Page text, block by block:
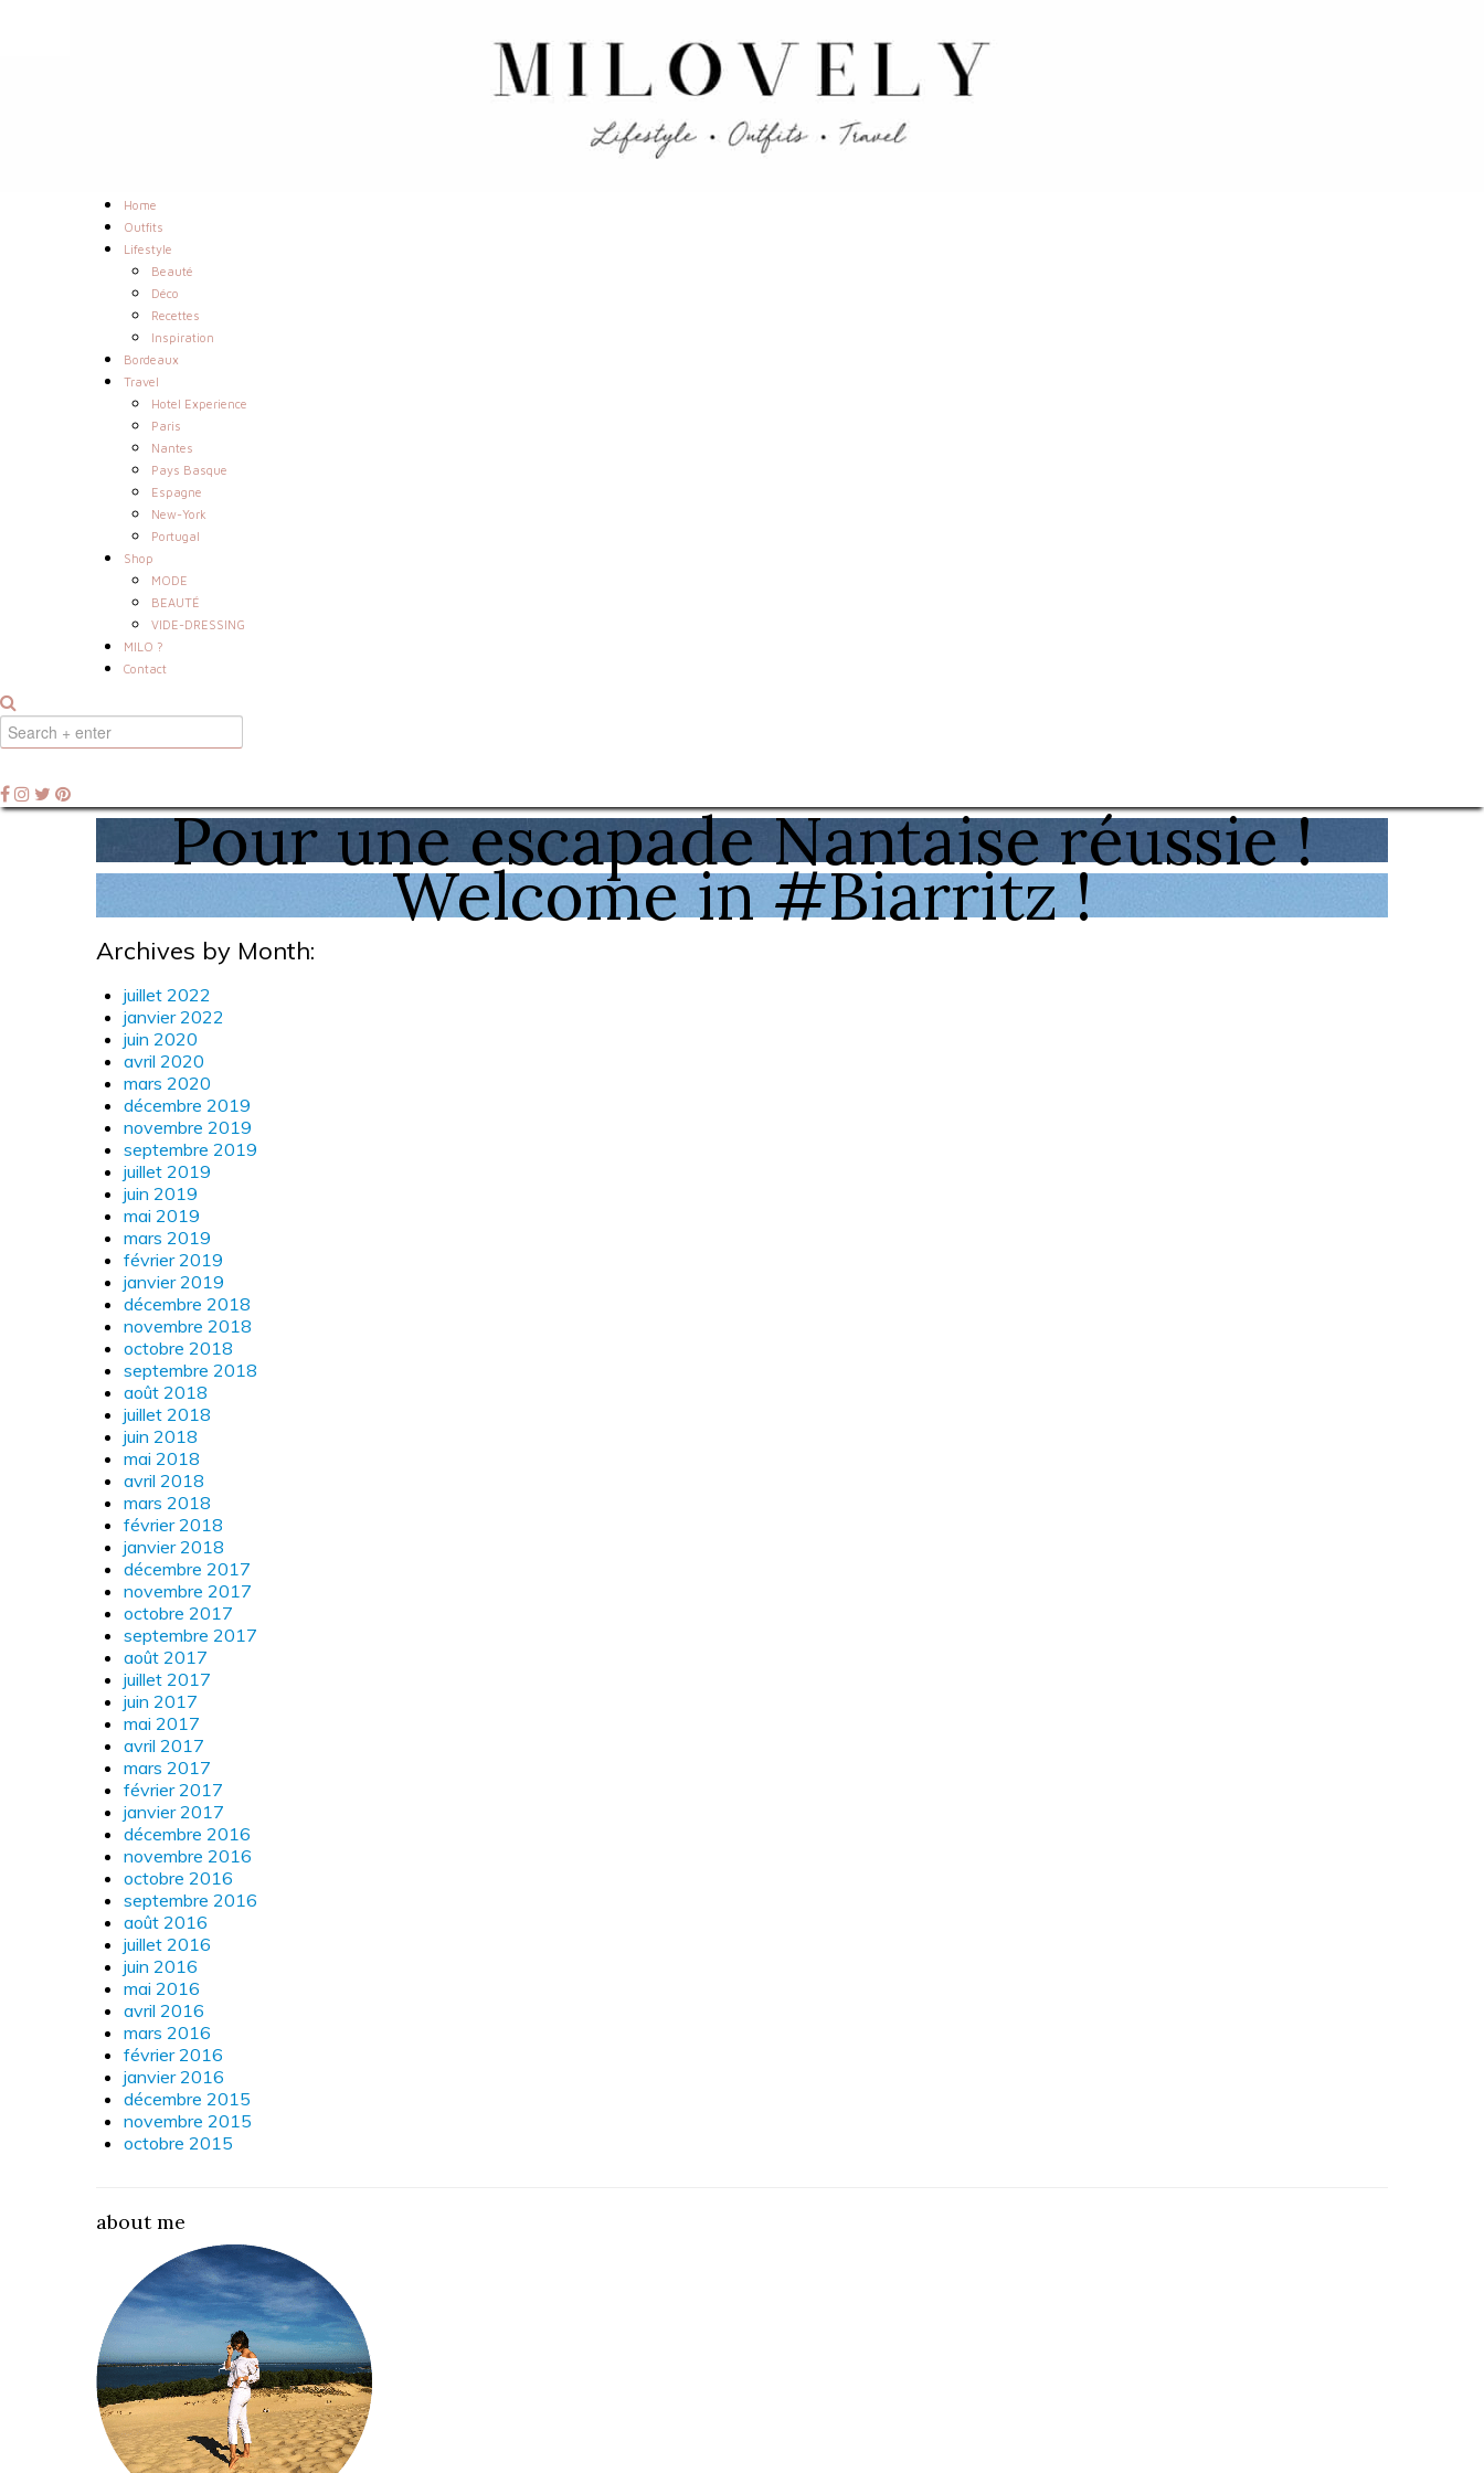
Home
Outfits
Lifestyle
Beauté
Déco
Recettes
Inspiration
Bordeaux
Travel
Hotel Experience
Paris
Nantes
Pays Basque
Espagne
New-York
Portugal
Shop
MODE
BEAUTÉ
VIDE-DRESSING
MILO ?
Contact
Pour une escapade Nantaise réussie !
Welcome in #Biarritz !
Archives by Month:
juillet 2022
janvier 2022
juin 2020
avril 2020
mars 2020
décembre 2019
novembre 2019
septembre 2019
juillet 2019
juin 2019
mai 2019
mars 2019
février 2019
janvier 2019
décembre 2018
novembre 2018
octobre 2018
septembre 2018
août 2018
juillet 2018
juin 2018
mai 2018
avril 2018
mars 2018
février 2018
janvier 2018
décembre 2017
novembre 2017
octobre 2017
septembre 2017
août 2017
juillet 2017
juin 2017
mai 2017
avril 2017
mars 2017
février 2017
janvier 2017
décembre 2016
novembre 2016
octobre 2016
septembre 2016
août 2016
juillet 2016
juin 2016
mai 2016
avril 2016
mars 2016
février 2016
janvier 2016
décembre 2015
novembre 2015
octobre 2015
about me